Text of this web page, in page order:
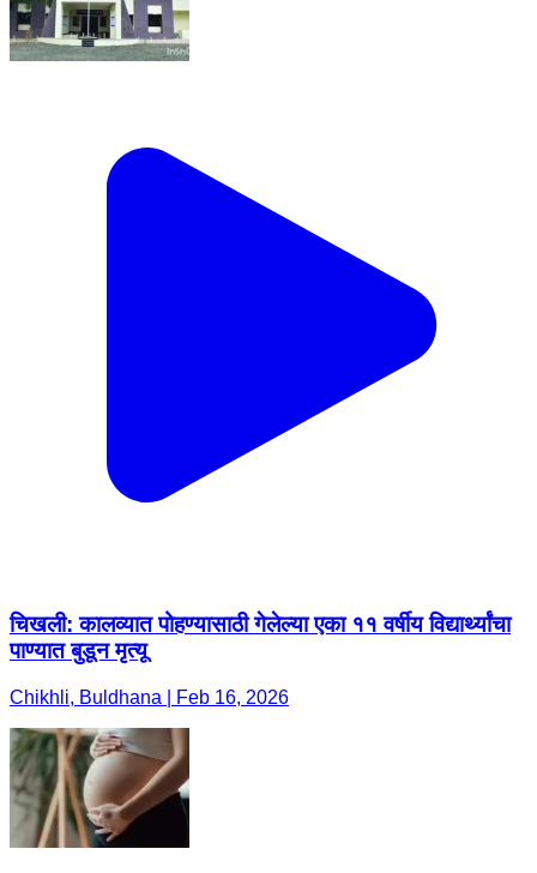
चिखली: कालव्यात पोहण्यासाठी गेलेल्या एका ११ वर्षीय विद्यार्थ्यांचा
पाण्यात बुडून मृत्यू
Chikhli, Buldhana | Feb 16, 2026